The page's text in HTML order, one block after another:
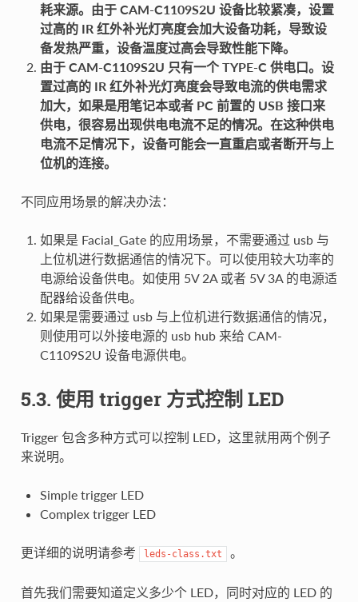
耗来源。由于 CAM-C1109S2U 设备比较紧凑，设置
过高的 IR 红外补光灯亮度会加大设备功耗，导致设
备发热严重，设备温度过高会导致性能下降。
由于 CAM-C1109S2U 只有一个 TYPE-C 供电口。设
置过高的 IR 红外补光灯亮度会导致电流的供电需求
加大，如果是用笔记本或者 PC 前置的 USB 接口来
供电，很容易出现供电电流不足的情况。在这种供电
电流不足情况下，设备可能会一直重启或者断开与上
位机的连接。
不同应用场景的解决办法：
如果是 Facial_Gate 的应用场景，不需要通过 usb 与
上位机进行数据通信的情况下。可以使用较大功率的
电源给设备供电。如使用 5V 2A 或者 5V 3A 的电源适
配器给设备供电。
如果是需要通过 usb 与上位机进行数据通信的情况，
则使用可以外接电源的 usb hub 来给 CAM-
C1109S2U 设备电源供电。
5.3. 使用 trigger 方式控制 LED
Trigger 包含多种方式可以控制 LED，这里就用两个例子
来说明。
Simple trigger LED
Complex trigger LED
更详细的说明请参考 leds-class.txt 。
首先我们需要知道定义多少个 LED，同时对应的 LED 的